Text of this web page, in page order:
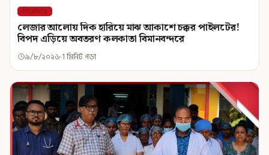
শিরোনাম
লেজার আলোয় দিক হারিয়ে মাঝ আকাশে চক্কর পাইলটের!
বিপদ এড়িয়ে অবতরণ কলকাতা বিমানবন্দরে
৯/৮/২০২৬ 1 মিনিট পড়া